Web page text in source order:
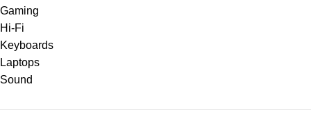
Gaming
Hi-Fi
Keyboards
Laptops
Sound